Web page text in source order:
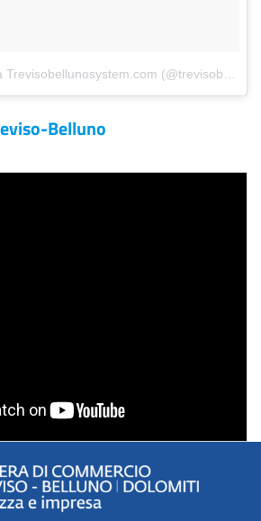
Un post condiviso da Trevisobellunosystem.com (@trevisobellunosystem)
Belluno